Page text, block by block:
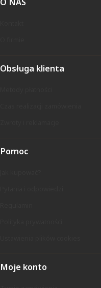
Obsługa klienta
Pomoc
Moje konto